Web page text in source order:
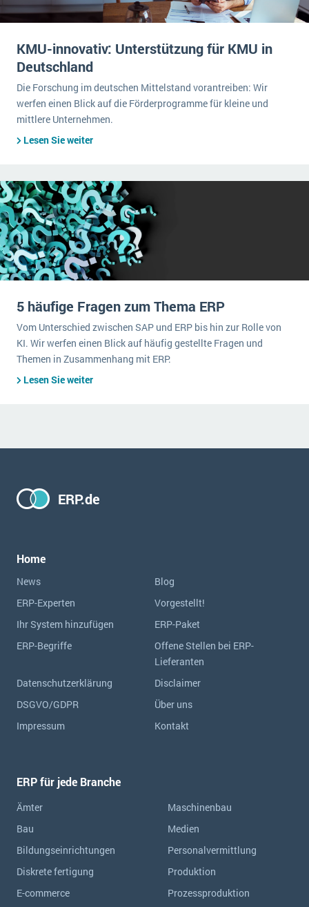
KMU-innovativ: Unterstützung für KMU in
Deutschland
Die Forschung im deutschen Mittelstand vorantreiben: Wir
werfen einen Blick auf die Förderprogramme für kleine und
mittlere Unternehmen.
Lesen Sie weiter
5 häufige Fragen zum Thema ERP
Vom Unterschied zwischen SAP und ERP bis hin zur Rolle von
KI. Wir werfen einen Blick auf häufig gestellte Fragen und
Themen in Zusammenhang mit ERP.
Lesen Sie weiter
ERP.de
Home
News
Blog
ERP-Experten
Vorgestellt!
Ihr System hinzufügen
ERP-Paket
ERP-Begriffe
Offene Stellen bei ERP-
Lieferanten
Datenschutzerklärung
Disclaimer
DSGVO/GDPR
Über uns
Impressum
Kontakt
ERP für jede Branche
Ämter
Bau
Bildungseinrichtungen
Diskrete fertigung
E-commerce
Maschinenbau
Medien
Personalvermittlung
Produktion
Prozessproduktion